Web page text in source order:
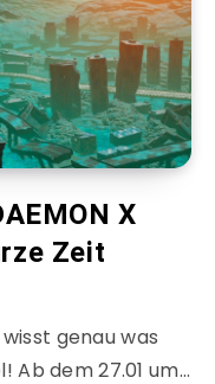
X
Zeit
genau was
Ab dem 27.01 um…